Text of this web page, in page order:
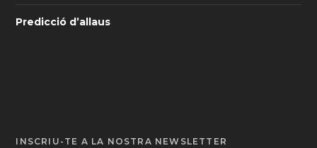
Predicció d’allaus
INSCRIU-TE A LA NOSTRA NEWSLETTER